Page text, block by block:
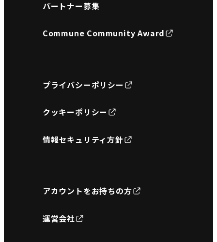
パートナー募集
Commune Community Award
プライバシーポリシー
クッキーポリシー
情報セキュリティ方針
アカウントをお持ちの方
運営会社